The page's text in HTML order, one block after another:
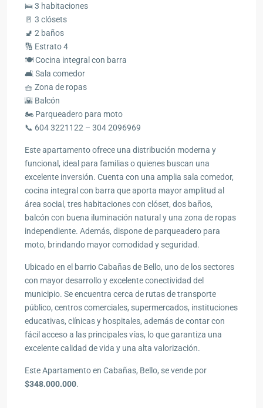
🛌 3 habitaciones
🚪 3 clósets
🚽 2 baños
🔢 Estrato 4
🍽️ Cocina integral con barra
🛋️ Sala comedor
🧺 Zona de ropas
🌇 Balcón
🏍️ Parqueadero para moto
📞 604 3221122 – 304 2096969
Este apartamento ofrece una distribución moderna y
funcional, ideal para familias o quienes buscan una
excelente inversión. Cuenta con una amplia sala comedor,
cocina integral con barra que aporta mayor amplitud al
área social, tres habitaciones con clóset, dos baños,
balcón con buena iluminación natural y una zona de ropas
independiente. Además, dispone de parqueadero para
moto, brindando mayor comodidad y seguridad.
Ubicado en el barrio Cabañas de Bello, uno de los sectores
con mayor desarrollo y excelente conectividad del
municipio. Se encuentra cerca de rutas de transporte
público, centros comerciales, supermercados, instituciones
educativas, clínicas y hospitales, además de contar con
fácil acceso a las principales vías, lo que garantiza una
excelente calidad de vida y una alta valorización.
Este Apartamento en Cabañas, Bello, se vende por
$348.000.000.